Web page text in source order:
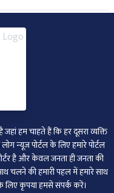
हम चाहते हैं कि हर दूसरा व्‍यक्ति
न्‍यूज पोर्टल के लिए हमारे पोर्टल
है और केवल जनता ही जनता की
चलने की हमारी पहल में हमारे साथ
कृपया हमसे संपर्क करें।